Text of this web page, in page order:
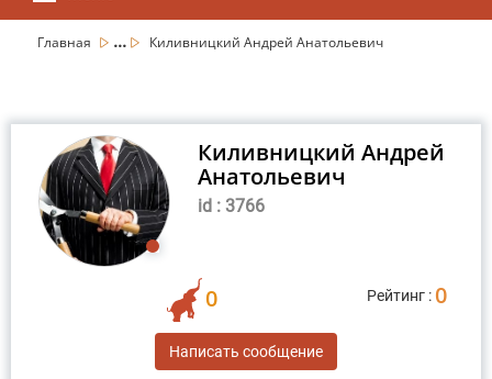
Главная ... Киливницкий Андрей Анатольевич
Киливницкий Андрей
Анатольевич
id : 3766
0 Рейтинг : 0
Написать сообщение